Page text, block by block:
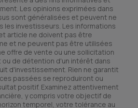
Les opinions exprimées dans
sont généralisées et peuvent ne
les investisseurs. Les informations
article ne doivent pas être
et ne peuvent pas être utilisées
offre de vente ou une sollicitation
ou de détention d'un intérêt dans
d'investissement. Rien ne garantit
passées se reproduiront ou
positif. Examinez attentivement
y compris votre objectif de
temporel, votre tolérance au